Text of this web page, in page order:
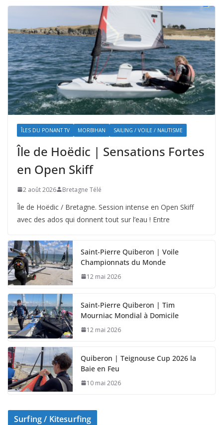
ÎLES DU PONANT TV MORBIHAN SAILING / VOILE / NAUTISME
Île de Hoëdic | Sensations Fortes
en Open Skiff
2 août 2026 Bretagne Télé
Île de Hoëdic / Bretagne. Session intense en Open Skiff
avec des ados qui donnent tout sur l’eau ! Entre
Saint-Pierre Quiberon | Voile
Championnats du Monde
12 mai 2026
Saint-Pierre Quiberon | Tim
Mourniac Mondial à Domicile
12 mai 2026
Quiberon | Teignouse Cup 2026 la
Baie en Feu
10 mai 2026
Surfing / Kitesurfing